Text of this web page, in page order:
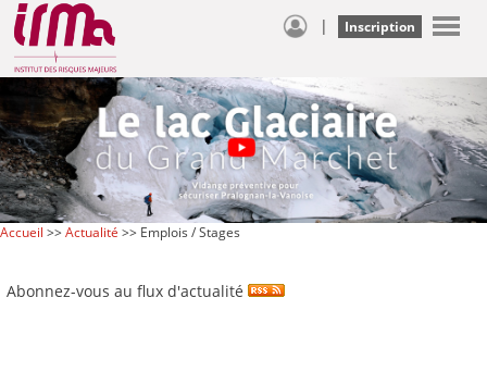
| Inscription
Accueil >>Actualité >> Emplois / Stages
Abonnez-vous au flux d'actualité